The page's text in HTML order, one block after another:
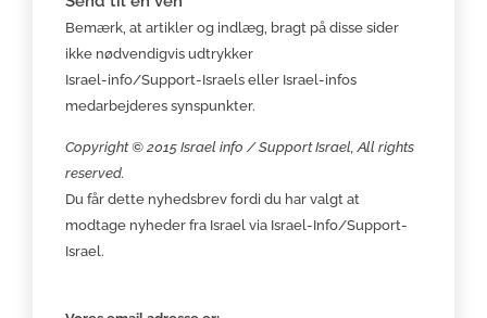
Bemærk, at artikler og indlæg, bragt på disse sider
ikke nødvendigvis udtrykker
Israel-info/Support-Israels eller Israel-infos
medarbejderes synspunkter.
Copyright © 2015 Israel info / Support Israel, All rights
reserved.
Du får dette nyhedsbrev fordi du har valgt at
modtage nyheder fra Israel via Israel-Info/Support-
Israel.